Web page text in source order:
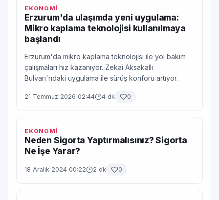
EKONOMİ
Erzurum'da ulaşımda yeni uygulama:
Mikro kaplama teknolojisi kullanılmaya
başlandı
Erzurum'da mikro kaplama teknolojisi ile yol bakım
çalışmaları hız kazanıyor. Zekai Aksakallı
Bulvarı'ndaki uygulama ile sürüş konforu artıyor.
21 Temmuz 2026 02:44 4 dk 0
EKONOMİ
Neden Sigorta Yaptırmalısınız? Sigorta
Ne İşe Yarar?
18 Aralık 2024 00:22 2 dk 0